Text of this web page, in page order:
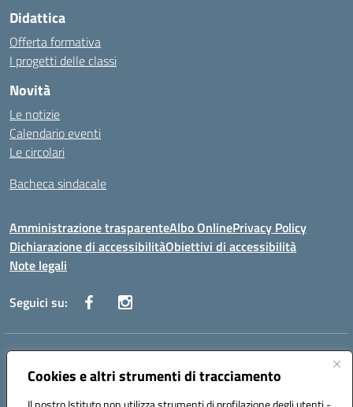
Cookies e altri strumenti di tracciamento
Didattica
Offerta formativa
I progetti delle classi
Novità
Le notizie
Calendario eventi
Le circolari
Bacheca sindacale
Amministrazione trasparenteAlbo OnlinePrivacy Policy
Dichiarazione di accessibilitàObiettivi di accessibilità
Note legali
Seguici su:
Indirizzo:
Centralino:0924 534873 Salemi - 0924534879 Partanna